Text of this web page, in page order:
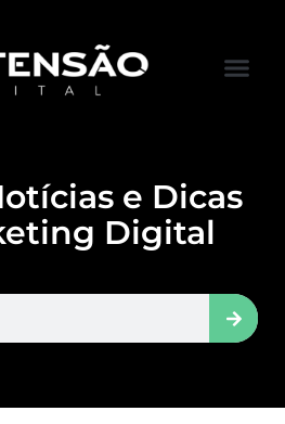
e Dicas
Digital